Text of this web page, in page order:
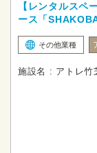
【レンタルスペ
ース「
その他業種
施設名 : アトレ竹